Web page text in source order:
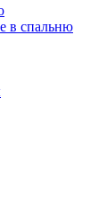
в спальню